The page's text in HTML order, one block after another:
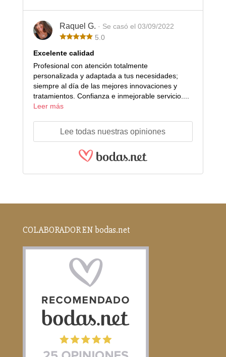
Raquel G. · Se casó el 03/09/2022
5.0
Excelente calidad
Profesional con atención totalmente
personalizada y adaptada a tus necesidades;
siempre al día de las mejores innovaciones y
tratamientos. Confianza e inmejorable servicio....
Leer más
Lee todas nuestras opiniones
COLABORADOR EN bodas.net